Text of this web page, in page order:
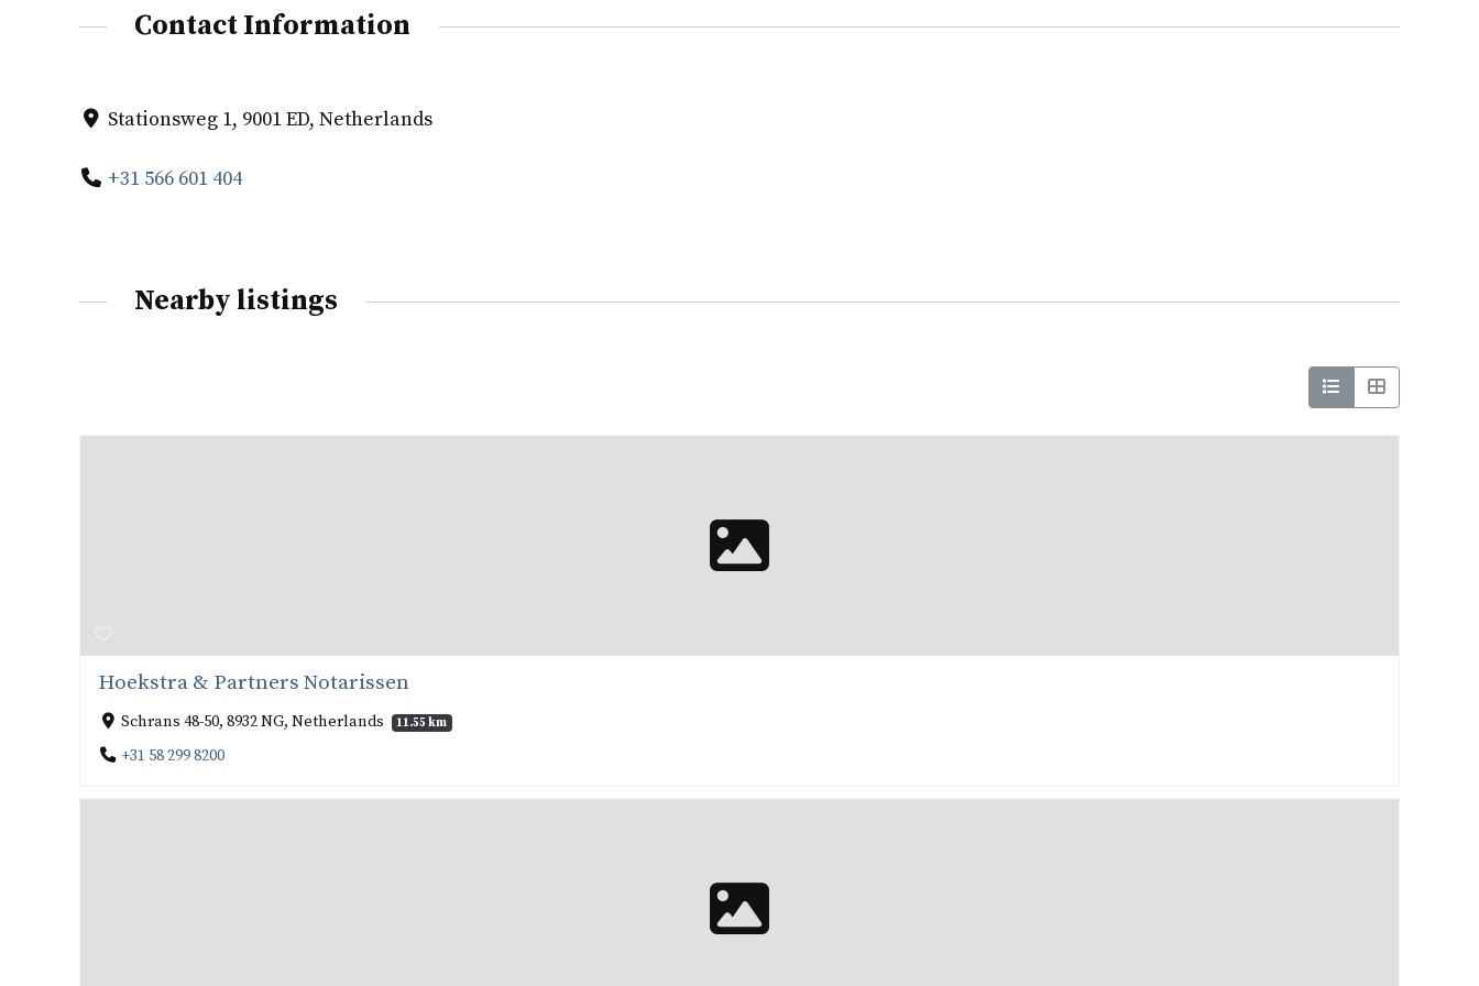
Contact Information
Stationsweg 1, 9001 ED, Netherlands
+31 566 601 404
Nearby listings
Hoekstra & Partners Notarissen
Schrans 48-50, 8932 NG, Netherlands 11.55 km
+31 58 299 8200